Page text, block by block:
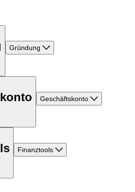
Gründung
Geschäftskonto
Finanztools